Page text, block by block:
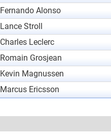
Fernando Alonso
Lance Stroll
Charles Leclerc
Romain Grosjean
Kevin Magnussen
Marcus Ericsson